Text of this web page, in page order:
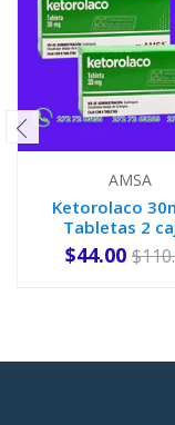
AMSA
Ketorolaco
Tabletas 2
+
$44.00